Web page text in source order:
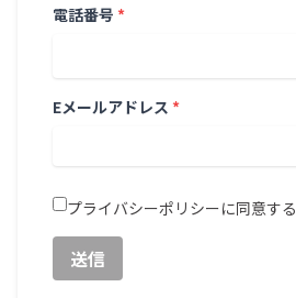
電話番号 *
Eメールアドレス *
プライバシーポリシーに同意する
送信